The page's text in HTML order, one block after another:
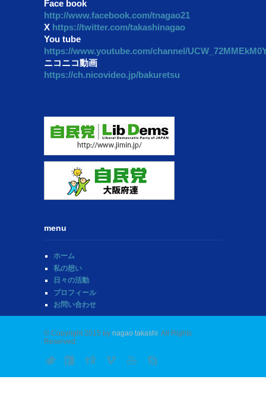
Face book
http://www.facebook.com/tnagao21
X https://twitter.com/takashinagao
You tube
https://www.youtube.com/channel/
ニコニコ動画
https://ch.nicovideo.jp/bakuretsu
menu
ホーム
私の想い
日々の活動
プロフィール
お問い合わせ
© Copyright 2015 by nagao takashi. All Rights
Reserved.